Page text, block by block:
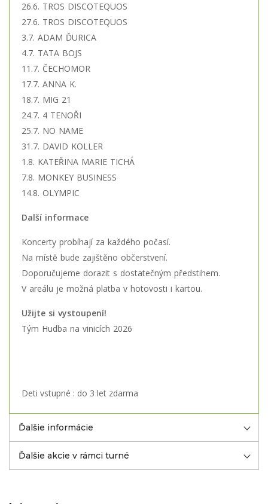
26.6. TROS DISCOTEQUOS
27.6. TROS DISCOTEQUOS
3.7. ADAM ĎURICA
4.7. TATA BOJS
11.7. ČECHOMOR
17.7. ANNA K.
18.7. MIG 21
24.7. 4 TENOŘI
25.7. NO NAME
31.7. DAVID KOLLER
1.8. KATEŘINA MARIE TICHÁ
7.8. MONKEY BUSINESS
14.8. OLYMPIC
Další informace
Koncerty probíhají za každého počasí.
Na místě bude zajištěno občerstvení.
Doporučujeme dorazit s dostatečným předstihem.
V areálu je možná platba v hotovosti i kartou.
Užijte si vystoupení!
Tým Hudba na vinicích 2026
Deti vstupné : do 3 let zdarma
Ďalšie informácie
Ďalšie akcie v rámci turné